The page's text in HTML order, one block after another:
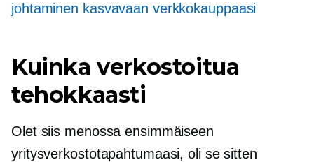
johtaminen kasvavaan verkkokauppaasi
Kuinka verkostoitua
tehokkaasti
Olet siis menossa ensimmäiseen
yritysverkostotapahtumaasi, oli se sitten